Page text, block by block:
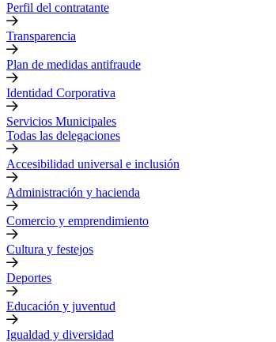
Perfil del contratante
Transparencia
Plan de medidas antifraude
Identidad Corporativa
Servicios Municipales
Todas las delegaciones
Accesibilidad universal e inclusión
Administración y hacienda
Comercio y emprendimiento
Cultura y festejos
Deportes
Educación y juventud
Igualdad y diversidad